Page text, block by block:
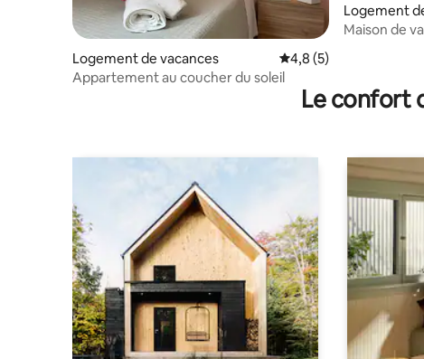
Logement de vacances Évaluation moyenne
4,8 (5)
Appartement au coucher du soleil
Logement
Maison de
Le confort